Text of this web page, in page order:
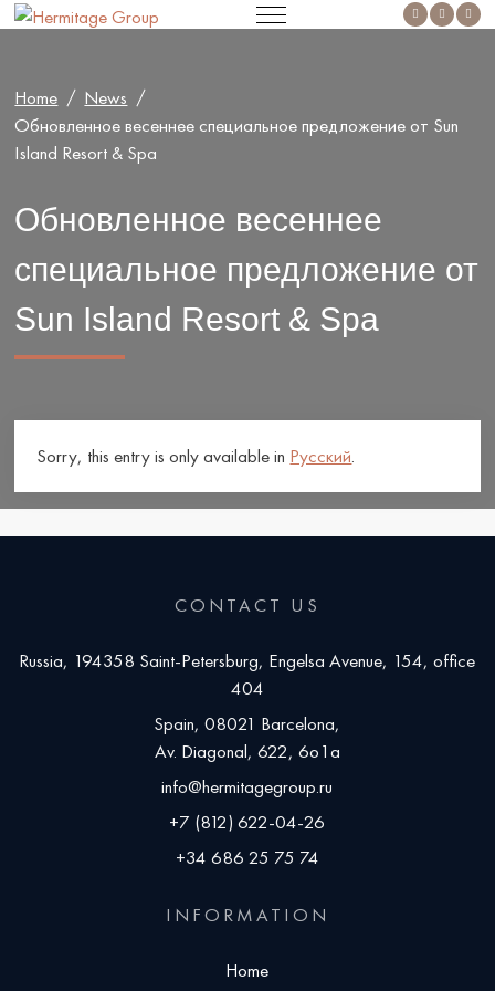
Home
News
Обновленное весеннее специальное предложение от Sun
Island Resort & Spa
Обновленное весеннее
специальное предложение от
Sun Island Resort & Spa
Sorry, this entry is only available in Русский.
CONTACT US
Russia, 194358 Saint-Petersburg, Engelsa Avenue, 154, office
404
Spain, 08021 Barcelona,
Av. Diagonal, 622, 6o1a
info@hermitagegroup.ru
+7 (812) 622-04-26
+34 686 25 75 74
INFORMATION
Home